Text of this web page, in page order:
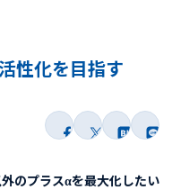
む
性化を目指す
のプラスαを最大化したい